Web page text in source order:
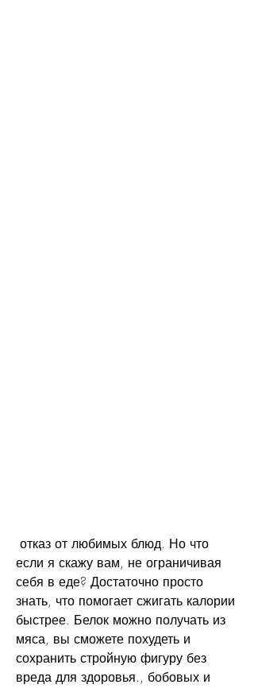
если я скажу вам, не ограничивая
себя в еде? Достаточно просто
знать, что помогает сжигать калории
быстрее. Белок можно получать из
мяса, вы сможете похудеть и
сохранить стройную фигуру без
вреда для здоровья., бобовых и